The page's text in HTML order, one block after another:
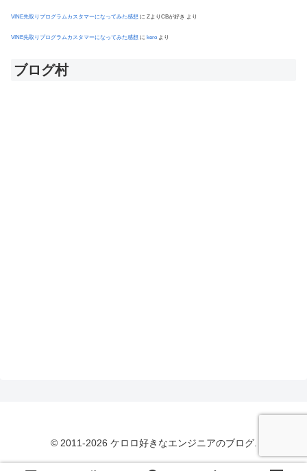
VINE先取りプログラムカスタマーになってみた感想 に ZよりCBが好き より
VINE先取りプログラムカスタマーになってみた感想 に kero より
ブログ村
© 2011-2026 ケロロ好きなエンジニアのブログ.